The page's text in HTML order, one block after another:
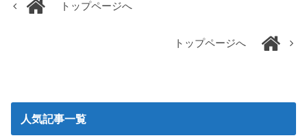
トップページへ
トップページへ
人気記事一覧